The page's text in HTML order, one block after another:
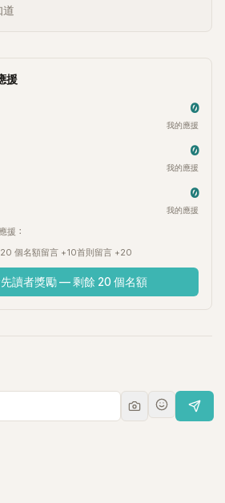
道
援
0
我的應援
0
我的應援
0
我的應援
援：
個名額留言 +10首則留言 +20
讀者獎勵 — 剩餘 20 個名額